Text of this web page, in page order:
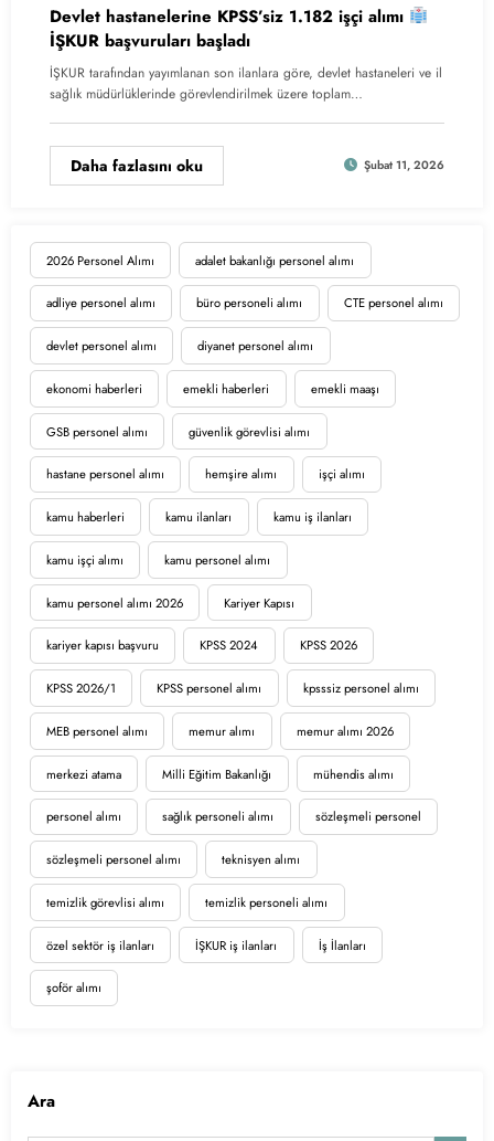
2026 Personel Alımı adalet bakanlığı personel alımı
adliye personel alımı büro personeli alımı CTE personel alımı
devlet personel alımı diyanet personel alımı
ekonomi haberleri emekli haberleri emekli maaşı
GSB personel alımı güvenlik görevlisi alımı
hastane personel alımı hemşire alımı işçi alımı
kamu haberleri kamu ilanları kamu iş ilanları
kamu işçi alımı kamu personel alımı
kamu personel alımı 2026 Kariyer Kapısı
kariyer kapısı başvuru KPSS 2024 KPSS 2026
KPSS 2026/1 KPSS personel alımı kpsssiz personel alımı
MEB personel alımı memur alımı memur alımı 2026
merkezi atama Milli Eğitim Bakanlığı mühendis alımı
personel alımı sağlık personeli alımı sözleşmeli personel
sözleşmeli personel alımı teknisyen alımı
temizlik görevlisi alımı temizlik personeli alımı
özel sektör iş ilanları İŞKUR iş ilanları İş İlanları
şoför alımı
Devlet hastanelerine KPSS’siz 1.182 işçi alımı
İŞKUR başvuruları başladı
İŞKUR tarafından yayımlanan son ilanlara göre, devlet hastaneleri ve il
sağlık müdürlüklerinde görevlendirilmek üzere toplam…
Daha fazlasını oku Şubat 11, 2026
Ara